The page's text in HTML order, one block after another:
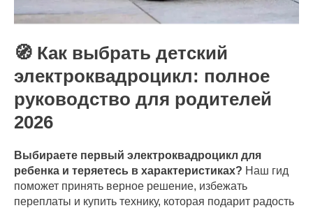
🧭 Как выбрать детский
электроквадроцикл: полное
руководство для родителей
2026
Выбираете первый электроквадроцикл для
ребенка и теряетесь в характеристиках? Наш гид
поможет принять верное решение, избежать
переплаты и купить технику, которая подарит радость